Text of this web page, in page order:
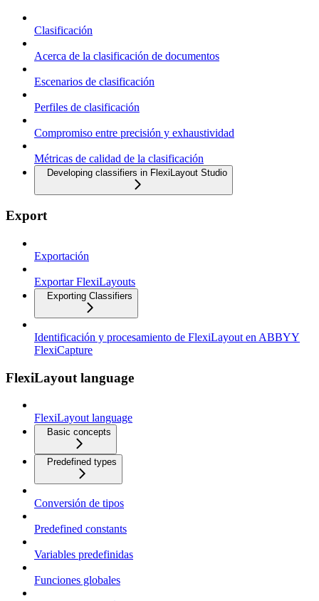
Clasificación
Acerca de la clasificación de documentos
Escenarios de clasificación
Perfiles de clasificación
Compromiso entre precisión y exhaustividad
Métricas de calidad de la clasificación
Developing classifiers in FlexiLayout Studio
Export
Exportación
Exportar FlexiLayouts
Exporting Classifiers
Identificación y procesamiento de FlexiLayout en ABBYY
FlexiCapture
FlexiLayout language
FlexiLayout language
Basic concepts
Predefined types
Conversión de tipos
Predefined constants
Variables predefinidas
Funciones globales